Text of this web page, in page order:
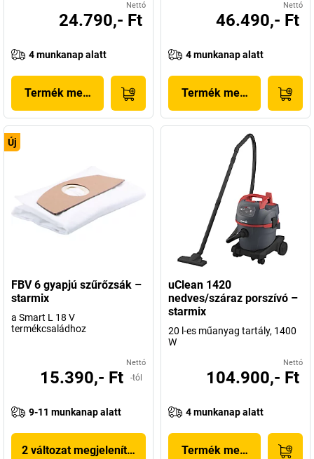
Nettó
24.790,- Ft
4 munkanap alatt
Termék megjelenítése
Nettó
46.490,- Ft
4 munkanap alatt
Termék megjelenítése
Új
FBV 6 gyapjú szűrőzsák –
starmix
a Smart L 18 V
termékcsaládhoz
Nettó
15.390,- Ft -tól
9-11 munkanap alatt
2 változat megjelenítése
uClean 1420
nedves/száraz porszívó –
starmix
20 l-es műanyag tartály, 1400
W
Nettó
104.900,- Ft
4 munkanap alatt
Termék megjelenítése